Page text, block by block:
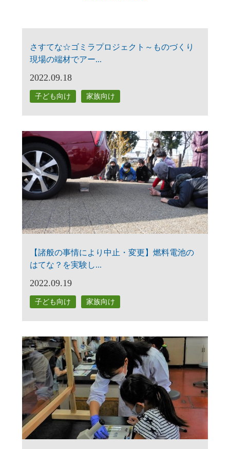
さすてな☆ゴミラプロジェクト～ものづくり
現場の端材でアー...
2022.09.18
子ども向け 家族向け
【諸般の事情により中止・変更】燃料電池の
はてな？を実験し...
2022.09.19
子ども向け 家族向け